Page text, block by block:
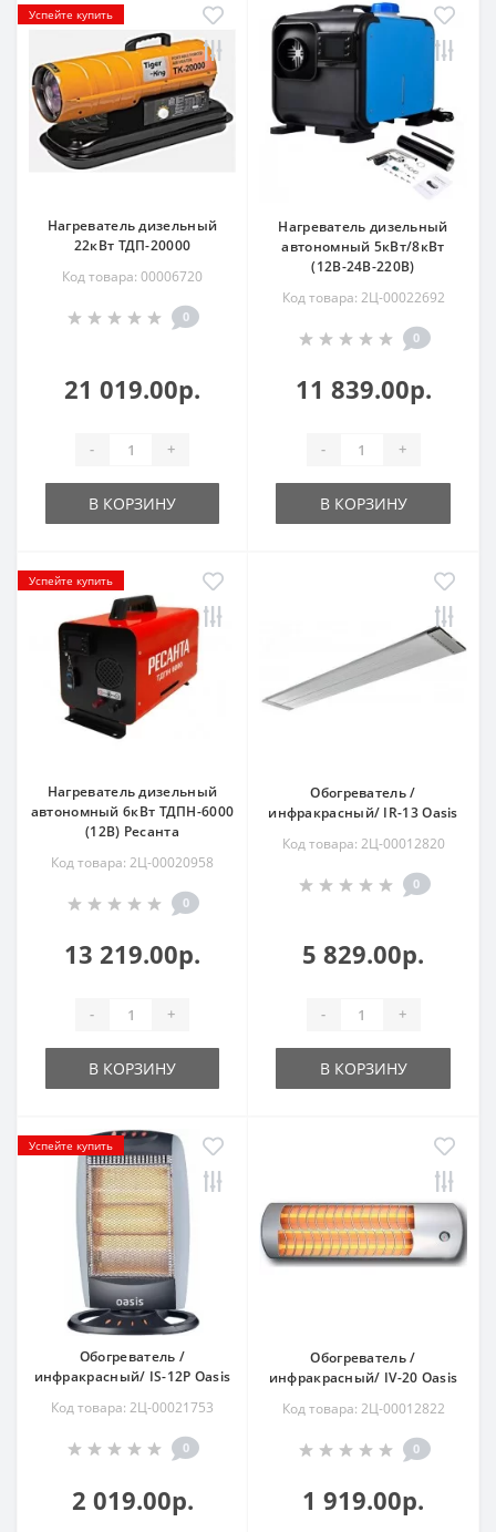
Успейте купить
Нагреватель дизельный
22кВт ТДП-20000
Код товара: 00006720
0
21 019.00р.
- +
В КОРЗИНУ
Нагреватель дизельный
автономный 5кВт/8кВт
(12В-24В-220В)
Код товара: 2Ц-00022692
0
11 839.00р.
- +
В КОРЗИНУ
Успейте купить
Нагреватель дизельный
автономный 6кВт ТДПН-6000
(12В) Ресанта
Код товара: 2Ц-00020958
0
13 219.00р.
- +
В КОРЗИНУ
Обогреватель /
инфракрасный/ IR-13 Oasis
Код товара: 2Ц-00012820
0
5 829.00р.
- +
В КОРЗИНУ
Успейте купить
Обогреватель /
инфракрасный/ IS-12P Oasis
Код товара: 2Ц-00021753
0
2 019.00р.
Обогреватель /
инфракрасный/ IV-20 Oasis
Код товара: 2Ц-00012822
0
1 919.00р.